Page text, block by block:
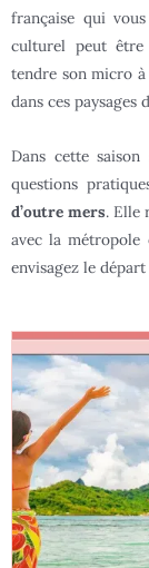
française qui
culturel peut être
tendre son micro à
dans ces paysages
Dans cette
questions
d’outre mers. Elle
avec la métropole
envisagez le